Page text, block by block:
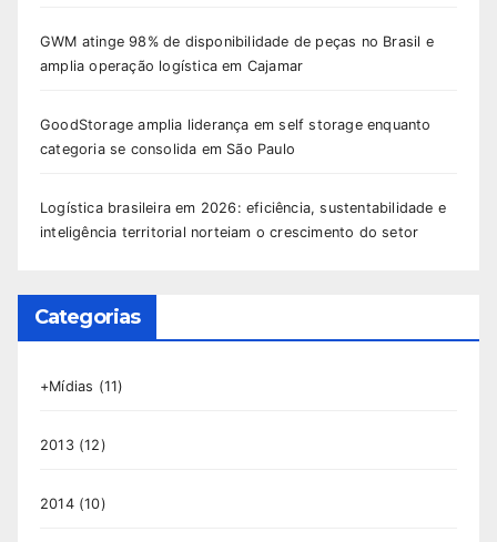
GWM atinge 98% de disponibilidade de peças no Brasil e
amplia operação logística em Cajamar
GoodStorage amplia liderança em self storage enquanto
categoria se consolida em São Paulo
Logística brasileira em 2026: eficiência, sustentabilidade e
inteligência territorial norteiam o crescimento do setor
Categorias
+Mídias (11)
2013(12)
2014(10)